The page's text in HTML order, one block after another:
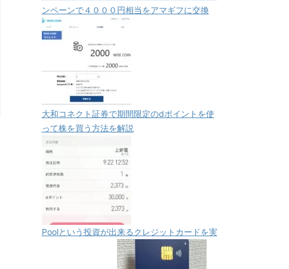
ンペーンで４０００円相当をアマギフに交換
大和コネクト証券で期間限定のdポイントを使
って株を買う方法を解説
Poolという投資が出来るクレジットカードを実